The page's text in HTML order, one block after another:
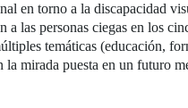
en torno a la discapacidad
las personas ciegas en los
temáticas (educación,
mirada puesta en un futuro